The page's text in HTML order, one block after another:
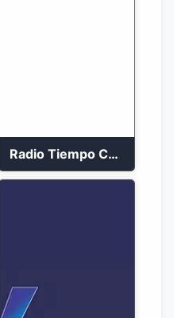
Radio Tiempo Cali En Vivo 2023